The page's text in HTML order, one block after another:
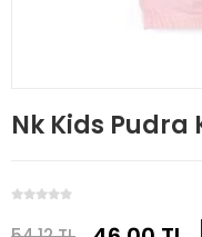
Nk Kids Pudra